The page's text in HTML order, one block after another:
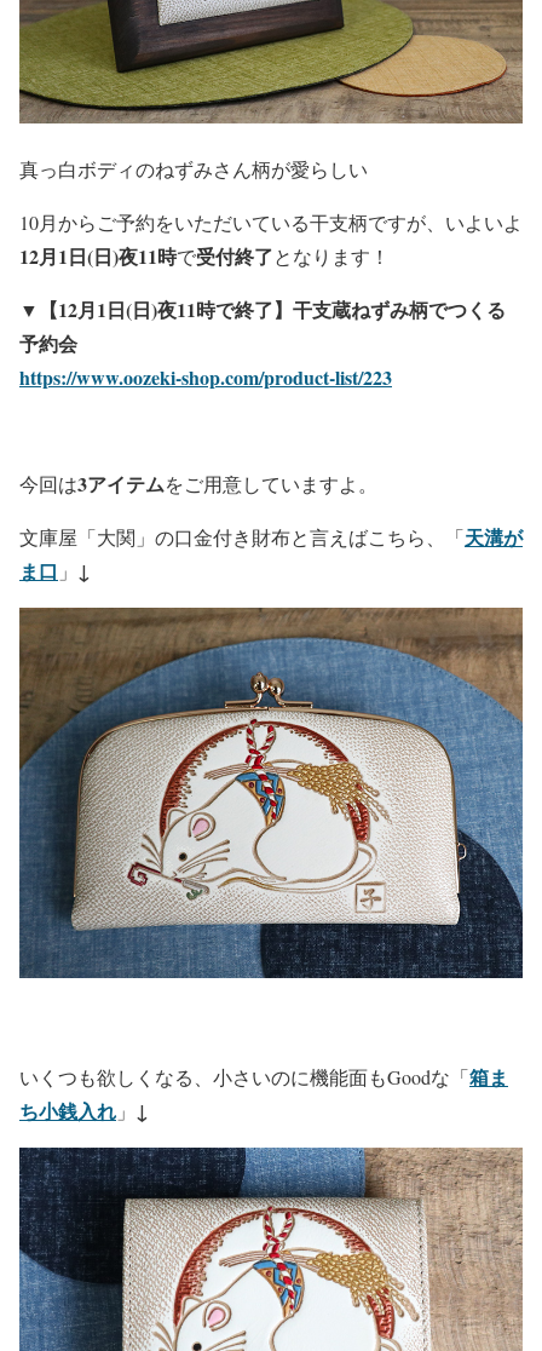
真っ白ボディのねずみさん柄が愛らしい
10月からご予約をいただいている干支柄ですが、いよいよ
12月1日(日)夜11時で受付終了となります！
▼【12月1日(日)夜11時で終了】干支蔵ねずみ柄でつくる
予約会
https://www.oozeki-shop.com/product-list/223
今回は3アイテムをご用意していますよ。
文庫屋「大関」の口金付き財布と言えばこちら、「天溝が
ま口 」 ↓
いくつも欲しくなる、小さいのに機能面もGoodな「箱ま
ち小銭入れ 」 ↓